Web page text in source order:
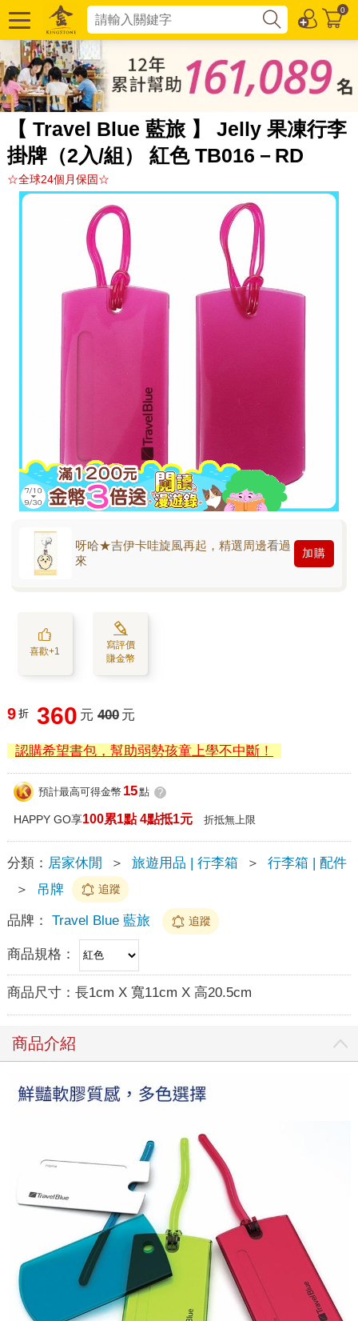
0
【 Travel Blue 藍旅 】 Jelly 果凍行李
掛牌（2入/組） 紅色 TB016－RD
☆全球24個月保固☆
呀哈★吉伊卡哇旋風再起，精選周邊看過
來
加購
喜歡+1
寫評價
賺金幣
9 折 360 元 400 元
認購希望書包，幫助弱勢孩童上學不中斷！
預計最高可得金幣 15點 ?
HAPPY GO享100累1點 4點抵1元 折抵無上限
分類： 居家休閒 ＞ 旅遊用品 | 行李箱 ＞
行李箱 | 配件
＞
吊牌 追蹤
品牌： Travel Blue 藍旅 追蹤
商品規格：
商品尺寸： 長1cm X 寬11cm X 高20.5cm
商品介紹